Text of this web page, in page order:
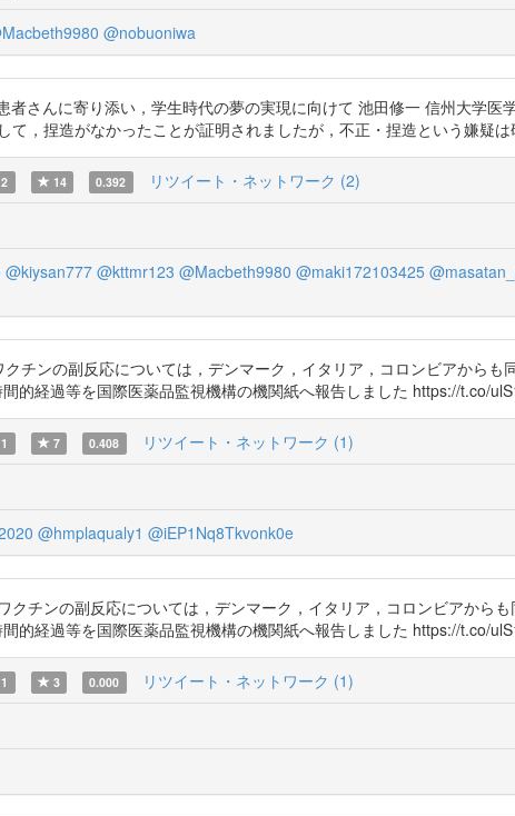
@nobuoniwa
さんに寄り添い，学生時代の夢の実現に向けて 池田修一 信州大学医
，捏造がなかったことが証明されましたが，不正・捏造という嫌疑
14 0.392 リツイート・ネットワーク (2)
@kiysan777 @kttmr123 @Macbeth9980 @maki172103425
チンの副反応については，デンマーク，イタリア，コロンビアからも
的経過等を国際医薬品監視機構の機関紙へ報告しました https://t.co/
7 0.408 リツイート・ネットワーク (1)
@hmplaqualy1 @iEP1Nq8Tkvonk0e
チンの副反応については，デンマーク，イタリア，コロンビアから
的経過等を国際医薬品監視機構の機関紙へ報告しました https://t.co/
3 0.000 リツイート・ネットワーク (1)